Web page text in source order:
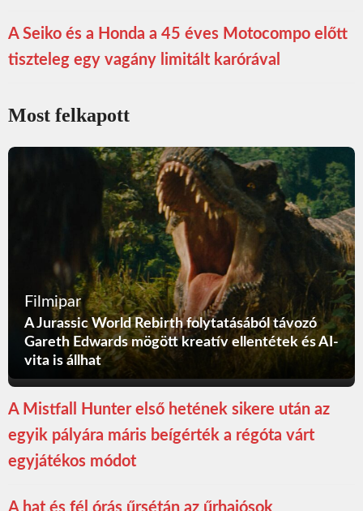
A Seiko és a Honda a 45 éves Motocompo előtt
tiszteleg egy vagány limitált karórával
Most felkapott
Filmipar
A Jurassic World Rebirth folytatásából távozó
Gareth Edwards mögött kreatív ellentétek és AI-
vita is állhat
A Mistfall Hunter első hetének sikere után az
egyik pályára máris beígérték a régóta várt
egyjátékos módot
A hat és fél órás űrsétán az űrhajósok